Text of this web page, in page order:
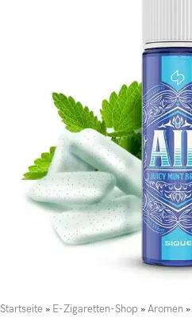
Startseite » E-Zigaretten-Shop »Aromen »